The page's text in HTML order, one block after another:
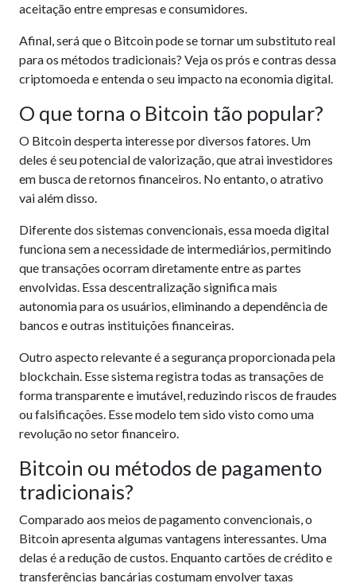
aceitação entre empresas e consumidores.
Afinal, será que o Bitcoin pode se tornar um substituto real
para os métodos tradicionais? Veja os prós e contras dessa
criptomoeda e entenda o seu impacto na economia digital.
O que torna o Bitcoin tão popular?
O Bitcoin desperta interesse por diversos fatores. Um
deles é seu potencial de valorização, que atrai investidores
em busca de retornos financeiros. No entanto, o atrativo
vai além disso.
Diferente dos sistemas convencionais, essa moeda digital
funciona sem a necessidade de intermediários, permitindo
que transações ocorram diretamente entre as partes
envolvidas. Essa descentralização significa mais
autonomia para os usuários, eliminando a dependência de
bancos e outras instituições financeiras.
Outro aspecto relevante é a segurança proporcionada pela
blockchain. Esse sistema registra todas as transações de
forma transparente e imutável, reduzindo riscos de fraudes
ou falsificações. Esse modelo tem sido visto como uma
revolução no setor financeiro.
Bitcoin ou métodos de pagamento
tradicionais?
Comparado aos meios de pagamento convencionais, o
Bitcoin apresenta algumas vantagens interessantes. Uma
delas é a redução de custos. Enquanto cartões de crédito e
transferências bancárias costumam envolver taxas